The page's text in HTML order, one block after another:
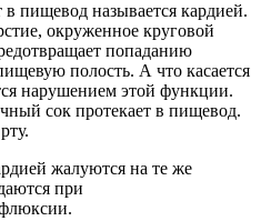
пищевод называется кардией.
окруженное круговой
попаданию
полость. А что касается
нарушением этой функции.
сок протекает в пищевод.
жалуются на те же
при